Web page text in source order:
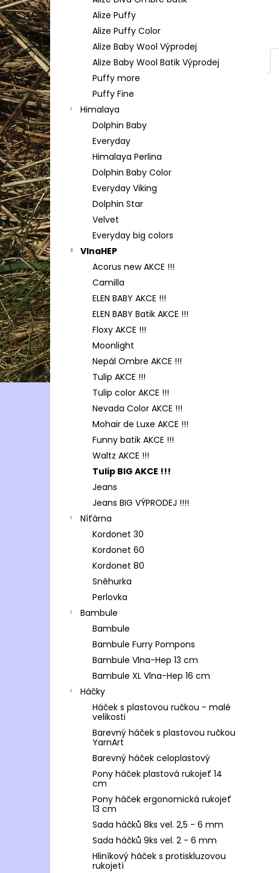
l
Alize Puffy
Alize Puffy Color
Alize Baby Wool Výprodej
Alize Baby Wool Batik Výprodej
Puffy more
Puffy Fine
Himalaya
Dolphin Baby
Everyday
Himalaya Perlina
Dolphin Baby Color
Everyday Viking
Dolphin Star
Velvet
Everyday big colors
VlnaHEP
Acorus new AKCE !!!
Camilla
ELEN BABY AKCE !!!
ELEN BABY Batik AKCE !!!
Floxy AKCE !!!
Moonlight
Nepál Ombre AKCE !!!
Tulip AKCE !!!
Tulip color AKCE !!!
Nevada Color AKCE !!!
Mohair de Luxe AKCE !!!
Funny batik AKCE !!!
Waltz AKCE !!!
Tulip BIG AKCE !!!
Jeans
Jeans BIG VÝPRODEJ !!!!
Níťárna
Kordonet 30
Kordonet 60
Kordonet 80
Sněhurka
Perlovka
Bambule
Bambule
Bambule Furry Pompons
Bambule Vlna-Hep 13 cm
Bambule XL Vlna-Hep 16 cm
Háčky
Háček s plastovou ručkou - malé
velikosti
Barevný háček s plastovou ručkou
YarnArt
Barevný háček celoplastový
Pony háček plastová rukojeť 14
cm
Pony háček ergonomická rukojeť
13 cm
Sada háčků 8ks vel. 2,5 - 6 mm
Sada háčků 9ks vel. 2 - 6 mm
Hliníkový háček s protiskluzovou
rukojetí
HIMALAYA DOLPHIN BABY 80352
60 Kč